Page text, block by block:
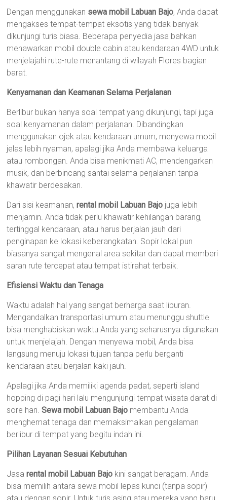
Dengan menggunakan sewa mobil Labuan Bajo, Anda dapat
mengakses tempat-tempat eksotis yang tidak banyak
dikunjungi turis biasa. Beberapa penyedia jasa bahkan
menawarkan mobil double cabin atau kendaraan 4WD untuk
menjelajahi rute-rute menantang di wilayah Flores bagian
barat.
Kenyamanan dan Keamanan Selama Perjalanan
Berlibur bukan hanya soal tempat yang dikunjungi, tapi juga
soal kenyamanan dalam perjalanan. Dibandingkan
menggunakan ojek atau kendaraan umum, menyewa mobil
jelas lebih nyaman, apalagi jika Anda membawa keluarga
atau rombongan. Anda bisa menikmati AC, mendengarkan
musik, dan berbincang santai selama perjalanan tanpa
khawatir berdesakan.
Dari sisi keamanan,rental mobil Labuan Bajo juga lebih
menjamin. Anda tidak perlu khawatir kehilangan barang,
tertinggal kendaraan, atau harus berjalan jauh dari
penginapan ke lokasi keberangkatan. Sopir lokal pun
biasanya sangat mengenal area sekitar dan dapat memberi
saran rute tercepat atau tempat istirahat terbaik.
Efisiensi Waktu dan Tenaga
Waktu adalah hal yang sangat berharga saat liburan.
Mengandalkan transportasi umum atau menunggu shuttle
bisa menghabiskan waktu Anda yang seharusnya digunakan
untuk menjelajah. Dengan menyewa mobil, Anda bisa
langsung menuju lokasi tujuan tanpa perlu berganti
kendaraan atau berjalan kaki jauh.
Apalagi jika Anda memiliki agenda padat, seperti island
hopping di pagi hari lalu mengunjungi tempat wisata darat di
sore hari.Sewa mobil Labuan Bajo membantu Anda
menghemat tenaga dan memaksimalkan pengalaman
berlibur di tempat yang begitu indah ini.
Pilihan Layanan Sesuai Kebutuhan
Jasarental mobil Labuan Bajo kini sangat beragam. Anda
bisa memilih antara sewa mobil lepas kunci (tanpa sopir)